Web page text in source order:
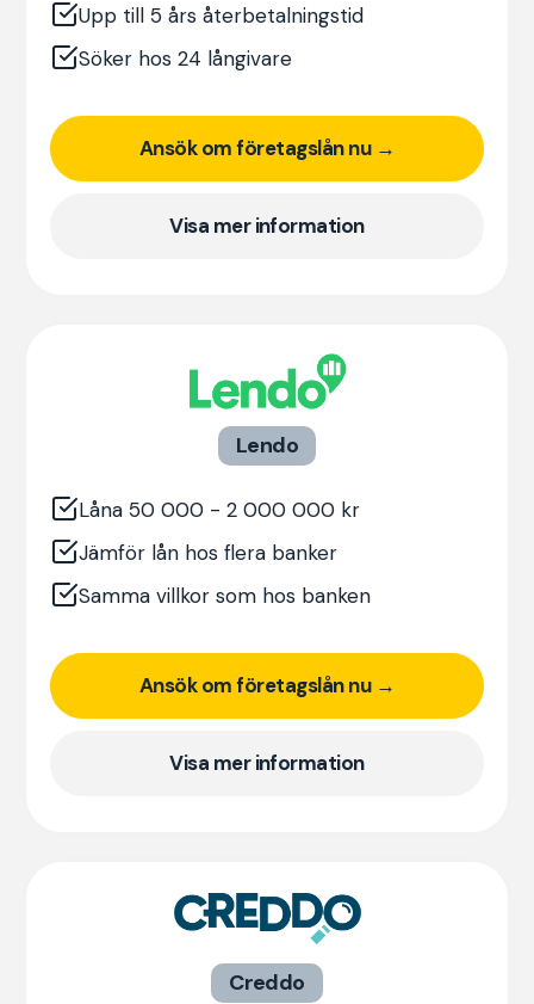
Upp till 5 års återbetalningstid
Söker hos 24 långivare
Ansök om företagslån nu →
Visa mer information
Lendo
Låna 50 000 - 2 000 000 kr
Jämför lån hos flera banker
Samma villkor som hos banken
Ansök om företagslån nu →
Visa mer information
Creddo